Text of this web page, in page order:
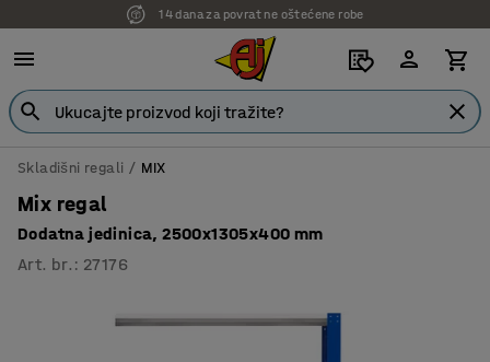
7 godina garancije
Skladišni regali MIX
Mix regal
Dodatna jedinica, 2500x1305x400 mm
Art. br. : 27176